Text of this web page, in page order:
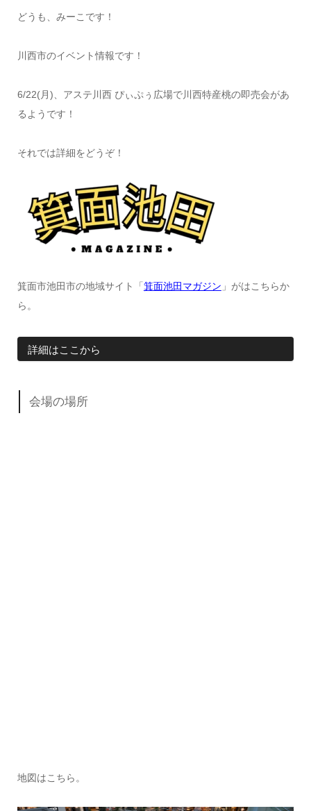
どうも、みーこです！
川西市のイベント情報です！
6/22(月)、アステ川西 ぴぃぷぅ広場で川西特産桃の即売会があ
るようです！
それでは詳細をどうぞ！
箕面市池田市の地域サイト「 箕面池田マガジン 」がはこちらか
ら。
詳細はここから
会場の場所
地図はこちら。